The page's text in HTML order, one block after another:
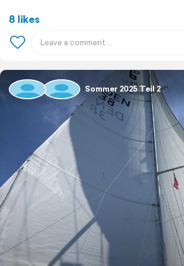
8 likes
Sommer 2025 Teil 2